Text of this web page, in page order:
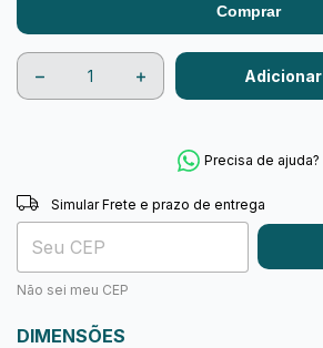
Comprar
Precisa de ajuda?
Entregas para o CEP:
Simular Frete e prazo de entrega
Não sei meu CEP
DIMENSÕES